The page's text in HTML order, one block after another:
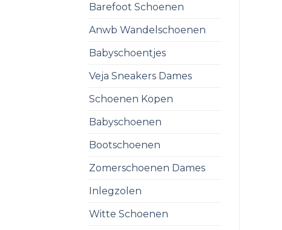
Barefoot Schoenen
Anwb Wandelschoenen
Babyschoentjes
Veja Sneakers Dames
Schoenen Kopen
Babyschoenen
Bootschoenen
Zomerschoenen Dames
Inlegzolen
Witte Schoenen